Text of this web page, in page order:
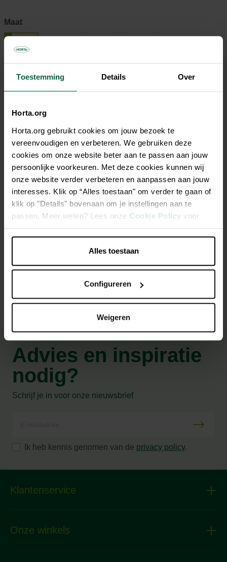
Toestemming Details Over
Horta.org
Horta.org gebruikt cookies om jouw bezoek te
vereenvoudigen en verbeteren. We gebruiken deze
cookies om onze website beter aan te passen aan jouw
persoonlijke voorkeuren. Met deze cookies kunnen wij
onze website verder verbeteren en aanpassen aan jouw
interesses. Klik op “Alles toestaan" om verder te gaan of
klik op "Details" bovenaan om je instellingen aan te
passen. Meer weten? Lees onze Cookie Policy voor
meer informatie.
Alles toestaan
Configureren
Weigeren
Maat
€ 41,95
Niet elke winkel heeft hetzelfde assortiment
Beschrijving
NV07 gevoerde dameslaars taupe 37
Productspecificaties
Advies en inspiratie
nodig?
Schrijf je in voor onze nieuwsbrief
Ik heb kennis genomen van de privacy policy.
Klantenservice
Onze winkels